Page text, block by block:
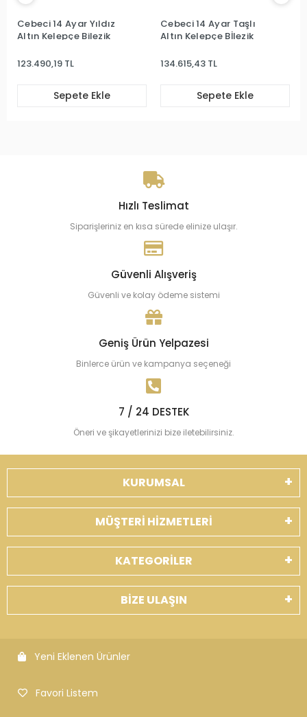
Cebeci 14 Ayar Yıldız
Altın Kelepçe Bilezik
123.490,19 TL
Sepete Ekle
Cebeci 14 Ayar Taşlı
Altın Kelepçe Bİlezik
134.615,43 TL
Sepete Ekle
Hızlı Teslimat
Siparişleriniz en kısa sürede elinize ulaşır.
Güvenli Alışveriş
Güvenli ve kolay ödeme sistemi
Geniş Ürün Yelpazesi
Binlerce ürün ve kampanya seçeneği
7 / 24 DESTEK
Öneri ve şikayetlerinizi bize iletebilirsiniz.
KURUMSAL
MÜŞTERİ HİZMETLERİ
KATEGORİLER
BİZE ULAŞIN
Yeni Eklenen Ürünler
Favori Listem